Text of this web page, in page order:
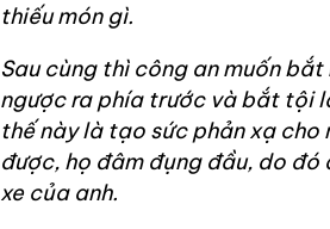
thiếu món gì.
Sau cùng thì công an muốn
ngược ra phía trước và bắt tội
thế này là tạo sức phản xạ cho
được, họ đâm đụng đầu, do
xe của anh.